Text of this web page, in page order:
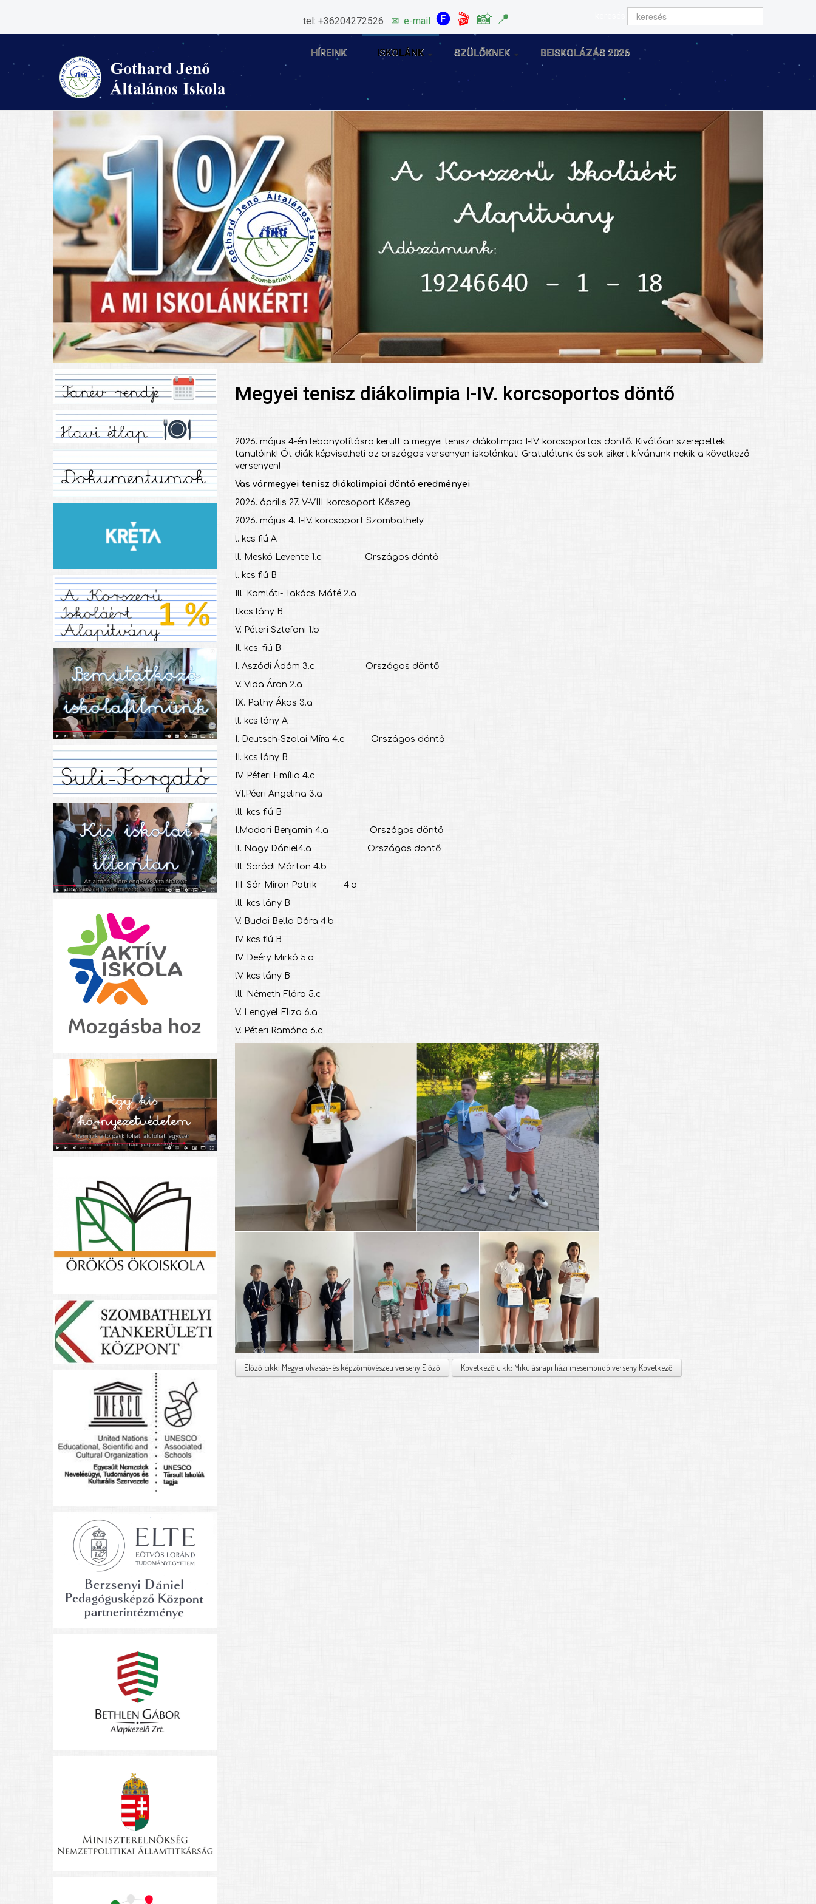
tel: +36204272526 ✉ e-mail 🅕 🎬 📸 📍
HÍREINK ISKOLÁNK SZÜLŐKNEK BEISKOLÁZÁS 2026
Megyei tenisz diákolimpia I-IV. korcsoportos döntő
2026. május 4-én lebonyolításra került a megyei tenisz diákolimpia I-IV. korcsoportos döntő. Kiválóan szerepeltek
tanulóink! Öt diák képviselheti az országos versenyen iskolánkat! Gratulálunk és sok sikert kívánunk nekik a következő
versenyen!
Vas vármegyei tenisz diákolimpiai döntő eredményei
2026. április 27. V-VIII. korcsoport Kőszeg
2026. május 4. I-IV. korcsoport Szombathely
l. kcs fiú A
ll. Meskó Levente 1.c Országos döntő
l. kcs fiú B
Ill. Komláti- Takács Máté 2.a
I.kcs lány B
V. Péteri Sztefani 1.b
Il. kcs. fiú B
I. Aszódi Ádám 3.c Országos döntő
V. Vida Áron 2.a
IX. Pathy Ákos 3.a
ll. kcs lány A
I. Deutsch-Szalai Míra 4.c Országos döntő
II. kcs lány B
IV. Péteri Emília 4.c
VI.Péeri Angelina 3.a
lll. kcs fiú B
I.Modori Benjamin 4.a Országos döntő
ll. Nagy Dániel4.a Országos döntő
lll. Saródi Márton 4.b
III. Sár Miron Patrik 4.a
lll. kcs lány B
V. Budai Bella Dóra 4.b
IV. kcs fiú B
IV. Deéry Mirkó 5.a
lV. kcs lány B
lll. Németh Flóra 5.c
V. Lengyel Eliza 6.a
V. Péteri Ramóna 6.c
Előző cikk: Megyei olvasás-és képzőművészeti verseny Előző Következő cikk: Mikulásnapi házi mesemondó verseny Következő